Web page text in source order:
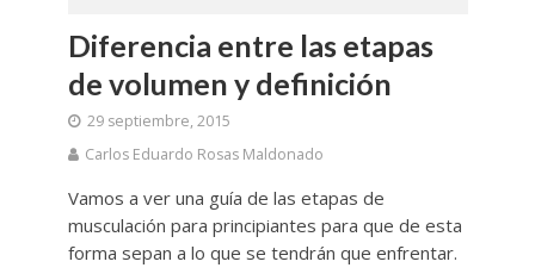
Diferencia entre las etapas
de volumen y definición
29 septiembre, 2015
Carlos Eduardo Rosas Maldonado
Vamos a ver una guía de las etapas de
musculación para principiantes para que de esta
forma sepan a lo que se tendrán que enfrentar.